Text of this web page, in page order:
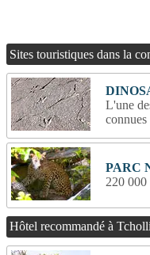
Sites touristiques dans la
L'une
connues
PARC
220 000
Hôtel recommandé à